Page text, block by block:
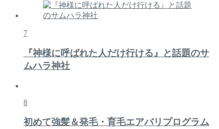
7
『神様に呼ばれた人だけ行ける』と話題のサ
ムハラ神社
8
初めて強髪＆発毛・育毛エアバリプログラム